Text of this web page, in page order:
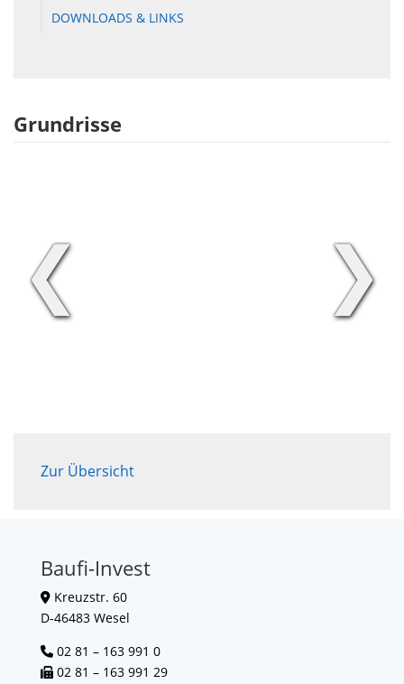
DOWNLOADS & LINKS
Grundrisse
❮ ❯
Zur Übersicht
Baufi-Invest
Kreuzstr. 60
D-46483 Wesel
02 81 – 163 991 0
02 81 – 163 991 29